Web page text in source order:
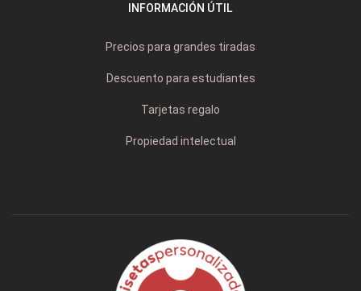
INFORMACIÓN ÚTIL
Precios para grandes tiradas
Descuento para estudiantes
Tarjetas regalo
Propiedad intelectual